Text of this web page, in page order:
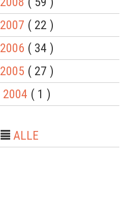
2007 ( 22 )
2006 ( 34 )
2005 ( 27 )
2004 ( 1 )
ALLE